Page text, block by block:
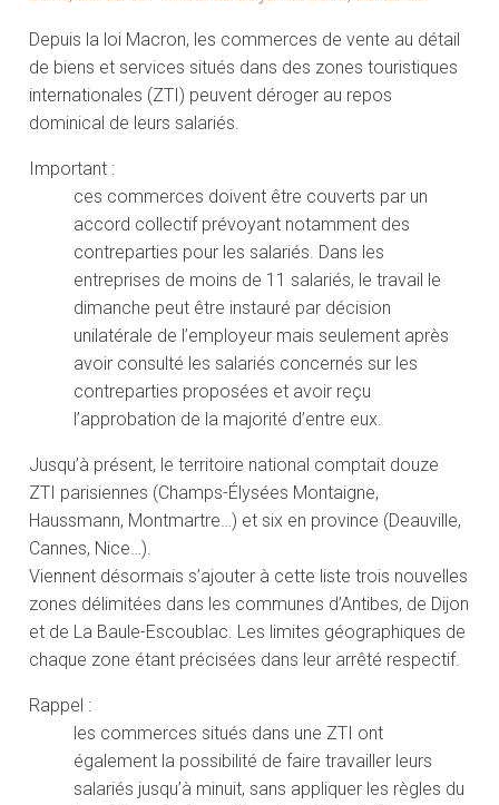
Depuis la loi Macron, les commerces de vente au détail
de biens et services situés dans des zones touristiques
internationales (ZTI) peuvent déroger au repos
dominical de leurs salariés.
Important :
ces commerces doivent être couverts par un
accord collectif prévoyant notamment des
contreparties pour les salariés. Dans les
entreprises de moins de 11 salariés, le travail le
dimanche peut être instauré par décision
unilatérale de l’employeur mais seulement après
avoir consulté les salariés concernés sur les
contreparties proposées et avoir reçu
l’approbation de la majorité d’entre eux.
Jusqu’à présent, le territoire national comptait douze
ZTI parisiennes (Champs-Élysées Montaigne,
Haussmann, Montmartre…) et six en province (Deauville,
Cannes, Nice…).
Viennent désormais s’ajouter à cette liste trois nouvelles
zones délimitées dans les communes d’Antibes, de Dijon
et de La Baule-Escoublac. Les limites géographiques de
chaque zone étant précisées dans leur arrêté respectif.
Rappel :
les commerces situés dans une ZTI ont
également la possibilité de faire travailler leurs
salariés jusqu’à minuit, sans appliquer les règles du